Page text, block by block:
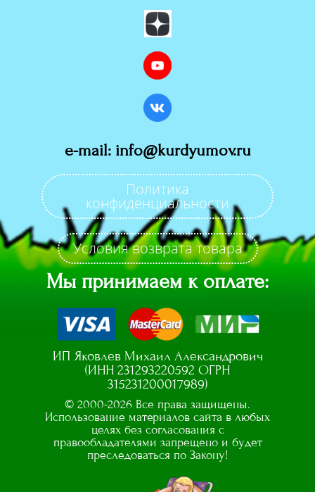
e-mail: info@kurdyumov.ru
Политика
конфиденциальности
Условия возврата товара
Мы принимаем к оплате:
ИП Яковлев Михаил Александрович
(ИНН 231293220592 ОГРН
315231200017989)
© 2000-2026 Все права защищены.
Использование материалов сайта в любых
целях без согласования с
правообладателями запрещено и будет
преследоваться по Закону!